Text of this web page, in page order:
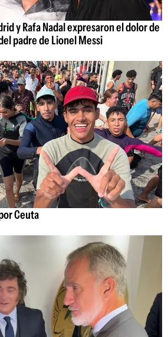
y Rafa Nadal expresaron el dolor de
padre de Lionel Messi
Ceuta